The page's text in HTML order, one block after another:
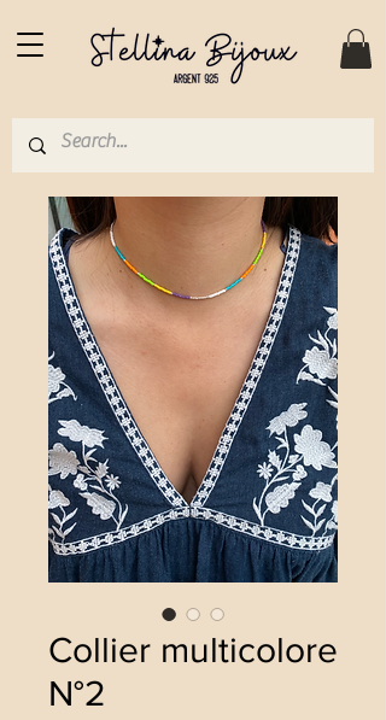
Collier multicolore
N°2